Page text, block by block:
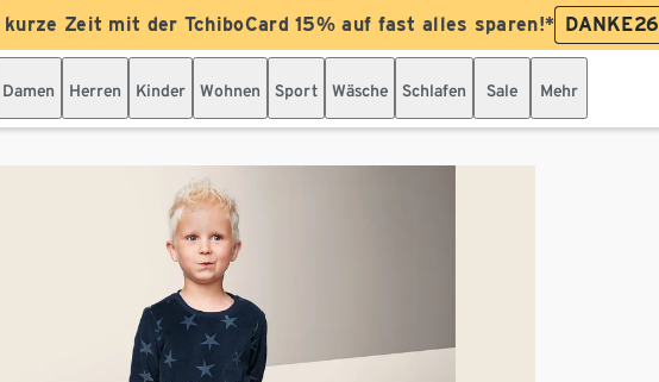
kurze Zeit mit der TchiboCard 15% auf fast alles sparen!* DANKE26
Damen Herren Kinder Wohnen Sport Wäsche Schlafen Sale Mehr